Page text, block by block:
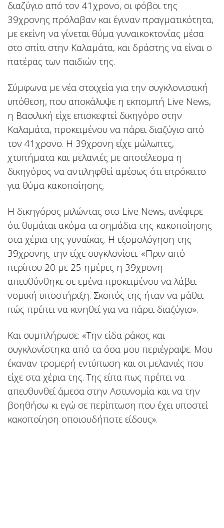
διαζύγιο από τον 41χρονο, οι φόβοι της
39χρονης πρόλαβαν και έγιναν πραγματικότητα,
με εκείνη να γίνεται θύμα γυναικοκτονίας μέσα
στο σπίτι στην Καλαμάτα, και δράστης να είναι ο
πατέρας των παιδιών της.
Σύμφωνα με νέα στοιχεία για την συγκλονιστική
υπόθεση, που αποκάλυψε η εκπομπή Live News,
η Βασιλική είχε επισκεφτεί δικηγόρο στην
Καλαμάτα, προκειμένου να πάρει διαζύγιο από
τον 41χρονο. Η 39χρονη είχε μώλωπες,
χτυπήματα και μελανιές με αποτέλεσμα η
δικηγόρος να αντιληφθεί αμέσως ότι επρόκειτο
για θύμα κακοποίησης.
Η δικηγόρος μιλώντας στο Live News, ανέφερε
ότι θυμάται ακόμα τα σημάδια της κακοποίησης
στα χέρια της γυναίκας. Η εξομολόγηση της
39χρονης την είχε συγκλονίσει. «Πριν από
περίπου 20 με 25 ημέρες η 39χρονη
απευθύνθηκε σε εμένα προκειμένου να λάβει
νομική υποστήριξη. Σκοπός της ήταν να μάθει
πώς πρέπει να κινηθεί για να πάρει διαζύγιο».
Και συμπλήρωσε: «Την είδα ράκος και
συγκλονίστηκα από τα όσα μου περιέγραψε. Μου
έκαναν τρομερή εντύπωση και οι μελανιές που
είχε στα χέρια της. Της είπα πως πρέπει να
απευθυνθεί άμεσα στην Αστυνομία και να την
βοηθήσω κι εγώ σε περίπτωση που έχει υποστεί
κακοποίηση οποιουδήποτε είδους».